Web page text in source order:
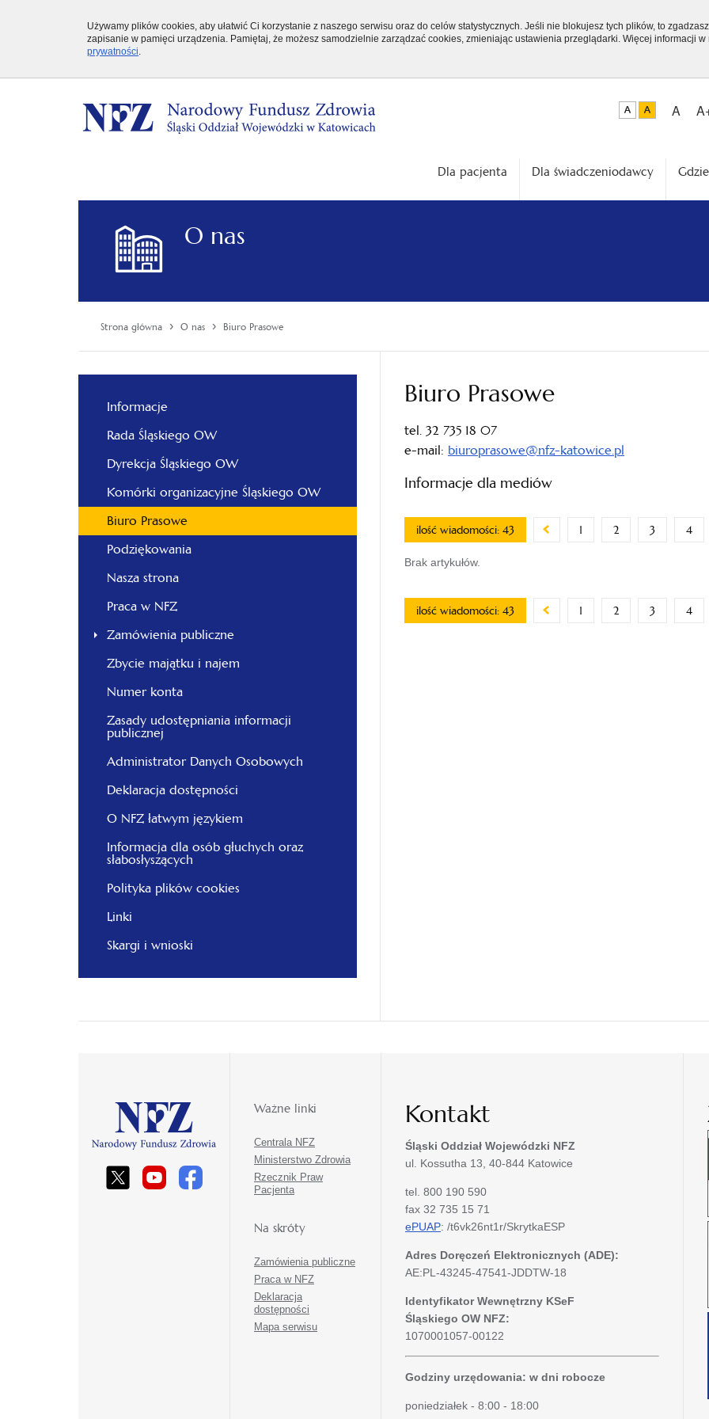
Używamy plików cookies, aby ułatwić Ci korzystanie z naszego serwisu oraz do celów statystycznych. Jeśli nie blokujesz tych plików, to
zapisanie w pamięci urządzenia. Pamiętaj, że możesz samodzielnie zarządzać cookies, zmieniając ustawienia przeglądarki. Więcej informacji
prywatności.
A
Dla pacjenta Dla świadczeniodawcy
O nas
Strona główna › O nas › Biuro Prasowe
Informacje
Rada Śląskiego OW
Dyrekcja Śląskiego OW
Komórki organizacyjne Śląskiego OW
Biuro Prasowe
Podziękowania
Nasza strona
Praca w NFZ
Zamówienia publiczne
Zbycie majątku i najem
Numer konta
Zasady udostępniania informacji
publicznej
Administrator Danych Osobowych
Deklaracja dostępności
O NFZ łatwym językiem
Informacja dla osób głuchych oraz
słabosłyszących
Polityka plików cookies
Linki
Skargi i wnioski
Biuro Prasowe
tel. 32 735 18 07
e-mail: biuroprasowe@nfz-katowice.pl
Informacje dla mediów
ilość wiadomości: 43 1 2 3 4
Brak artykułów.
ilość wiadomości: 43 1 2 3 4
Ważne linki
Centrala NFZ
Ministerstwo Zdrowia
Rzecznik Praw
Pacjenta
Na skróty
Zamówienia publiczne
Praca w NFZ
Deklaracja
dostępności
Mapa serwisu
Kontakt
Śląski Oddział Wojewódzki NFZ
ul. Kossutha 13, 40-844 Katowice
tel. 800 190 590
fax 32 735 15 71
ePUAP: /t6vk26nt1r/SkrytkaESP
Adres Doręczeń Elektronicznych (ADE):
AE:PL-43245-47541-JDDTW-18
Identyfikator Wewnętrzny KSeF
Śląskiego OW NFZ:
1070001057-00122
Godziny urzędowania: w dni robocze
poniedziałek - 8:00 - 18:00